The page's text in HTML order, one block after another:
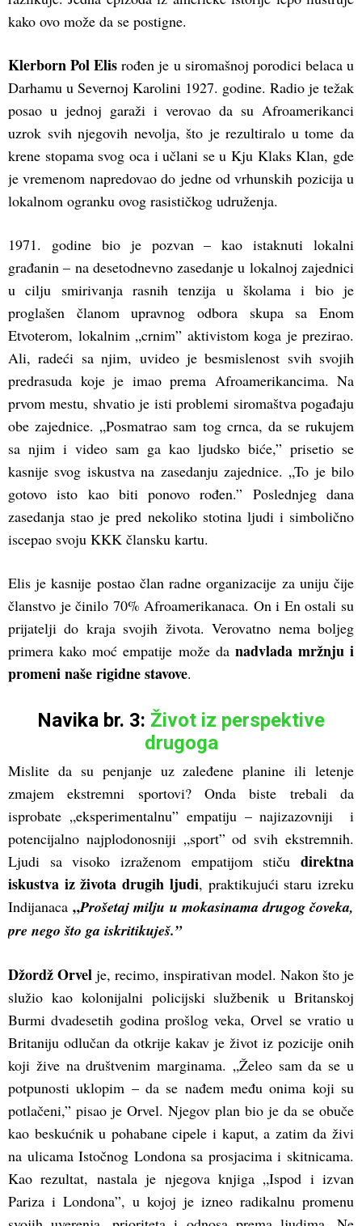
kako ovo može da se postigne.
Klerborn Pol Elis rođen je u siromašnoj porodici belaca u
Darhamu u Severnoj Karolini 1927. godine. Radio je težak
posao u jednoj garaži i verovao da su Afroamerikanci
uzrok svih njegovih nevolja, što je rezultiralo u tome da
krene stopama svog oca i učlani se u Kju Klaks Klan, gde
je vremenom napredovao do jedne od vrhunskih pozicija u
lokalnom ogranku ovog rasističkog udruženja.
1971. godine bio je pozvan – kao istaknuti lokalni
građanin – na desetodnevno zasedanje u lokalnoj zajednici
u cilju smirivanja rasnih tenzija u školama i bio je
proglašen članom upravnog odbora skupa sa Enom
Etvoterom, lokalnim „crnim” aktivistom koga je prezirao.
Ali, radeći sa njim, uvideo je besmislenost svih svojih
predrasuda koje je imao prema Afroamerikancima. Na
prvom mestu, shvatio je isti problemi siromaštva pogađaju
obe zajednice. „Posmatrao sam tog crnca, da se rukujem
sa njim i video sam ga kao ljudsko biće,” prisetio se
kasnije svog iskustva na zasedanju zajednice. „To je bilo
gotovo isto kao biti ponovo rođen.” Poslednjeg dana
zasedanja stao je pred nekoliko stotina ljudi i simbolično
iscepao svoju KKK člansku kartu.
Elis je kasnije postao član radne organizacije za uniju čije
članstvo je činilo 70% Afroamerikanaca. On i En ostali su
prijatelji do kraja svojih života. Verovatno nema boljeg
primera kako moć empatije može da nadvlada mržnju i
promeni naše rigidne stavove.
Navika br. 3: Život iz perspektive
drugoga
Mislite da su penjanje uz zaleđene planine ili letenje
zmajem ekstremni sportovi? Onda biste trebali da
isprobate „eksperimentalnu” empatiju – najizazovniji i
potencijalno najplodonosniji „sport” od svih ekstremnih.
Ljudi sa visoko izraženom empatijom stiču direktna
iskustva iz života drugih ljudi, praktikujući staru izreku
Indijanaca„Prošetaj milju u mokasinama drugog čoveka,
pre nego što ga iskritikuješ.”
Džordž Orvel je, recimo, inspirativan model. Nakon što je
služio kao kolonijalni policijski službenik u Britanskoj
Burmi dvadesetih godina prošlog veka, Orvel se vratio u
Britaniju odlučan da otkrije kakav je život iz pozicije onih
koji žive na društvenim marginama. „Želeo sam da se u
potpunosti uklopim – da se nađem među onima koji su
potlačeni,” pisao je Orvel. Njegov plan bio je da se obuče
kao beskućnik u pohabane cipele i kaput, a zatim da živi
na ulicama Istočnog Londona sa prosjacima i skitnicama.
Kao rezultat, nastala je njegova knjiga „Ispod i izvan
Pariza i Londona”, u kojoj je izneo radikalnu promenu